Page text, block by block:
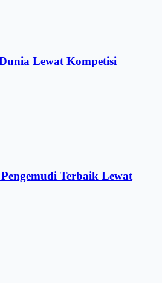
Lewat Kompetisi
Terbaik Lewat